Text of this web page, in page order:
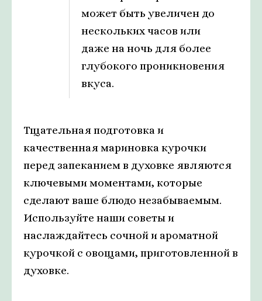
может быть увеличен до
нескольких часов или
даже на ночь для более
глубокого проникновения
вкуса.
Тщательная подготовка и
качественная мариновка курочки
перед запеканием в духовке являются
ключевыми моментами, которые
сделают ваше блюдо незабываемым.
Используйте наши советы и
наслаждайтесь сочной и ароматной
курочкой с овощами, приготовленной в
духовке.